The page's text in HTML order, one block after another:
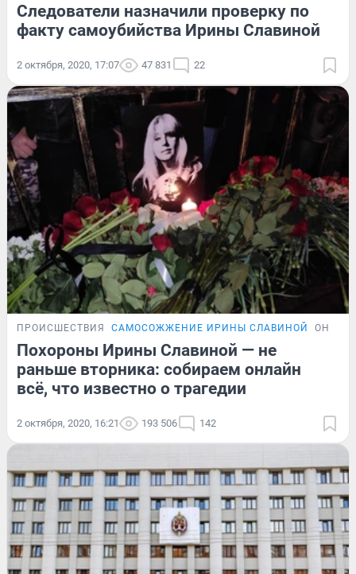
Следователи назначили проверку по
факту самоубийства Ирины Славиной
2 октября, 2020, 17:07 47 831 22
ПРОИСШЕСТВИЯ САМОСОЖЖЕНИЕ ИРИНЫ СЛАВИНОЙ
Похороны Ирины Славиной — не
раньше вторника: собираем онлайн
всё, что известно о трагедии
2 октября, 2020, 16:21 193 506 142